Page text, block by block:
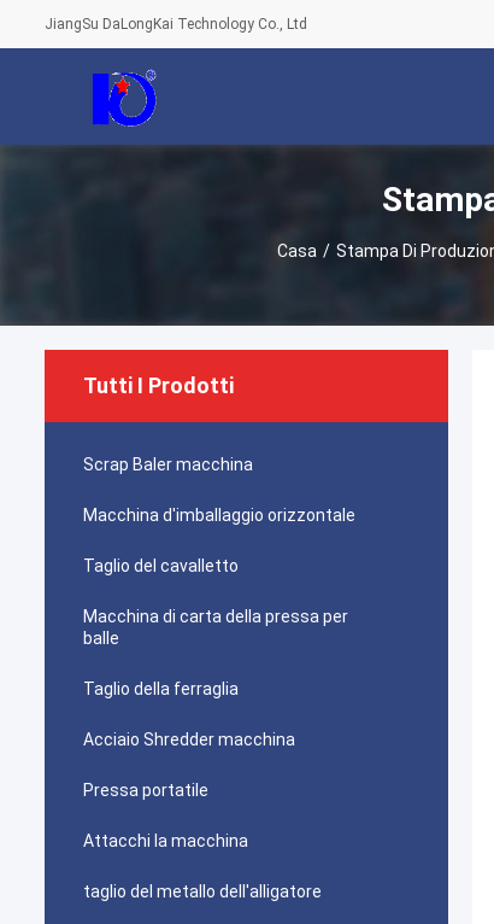
JiangSu DaLongKai Technology Co., Ltd
Casa / Stampa Di
Tutti I Prodotti
Scrap Baler macchina
Macchina d'imballaggio orizzontale
Taglio del cavalletto
Macchina di carta della pressa per
balle
Taglio della ferraglia
Acciaio Shredder macchina
Pressa portatile
Attacchi la macchina
taglio del metallo dell'alligatore